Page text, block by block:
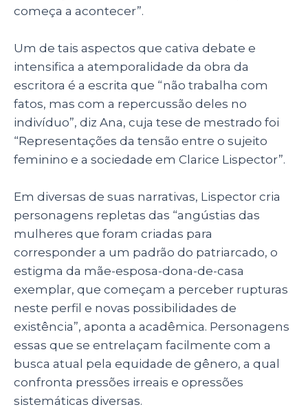
começa a acontecer”.
Um de tais aspectos que cativa debate e
intensifica a atemporalidade da obra da
escritora é a escrita que “não trabalha com
fatos, mas com a repercussão deles no
indivíduo”, diz Ana, cuja tese de mestrado foi
“Representações da tensão entre o sujeito
feminino e a sociedade em Clarice Lispector”.
Em diversas de suas narrativas, Lispector cria
personagens repletas das “angústias das
mulheres que foram criadas para
corresponder a um padrão do patriarcado, o
estigma da mãe-esposa-dona-de-casa
exemplar, que começam a perceber rupturas
neste perfil e novas possibilidades de
existência”, aponta a acadêmica. Personagens
essas que se entrelaçam facilmente com a
busca atual pela equidade de gênero, a qual
confronta pressões irreais e opressões
sistemáticas diversas.